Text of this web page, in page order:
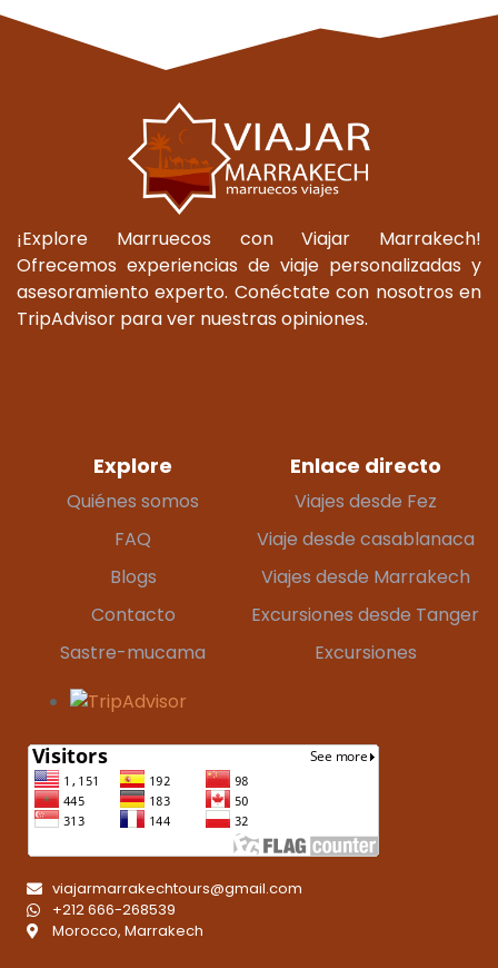
¡Explore Marruecos con Viajar Marrakech!
Ofrecemos experiencias de viaje personalizadas y
asesoramiento experto. Conéctate con nosotros en
TripAdvisor para ver nuestras opiniones.
Explore
Quiénes somos
FAQ
Blogs
Contacto
Sastre-mucama
Enlace directo
Viajes desde Fez
Viaje desde casablanaca
Viajes desde Marrakech
Excursiones desde Tanger
Excursiones
viajarmarrakechtours@gmail.com
+212 666-268539
Morocco, Marrakech